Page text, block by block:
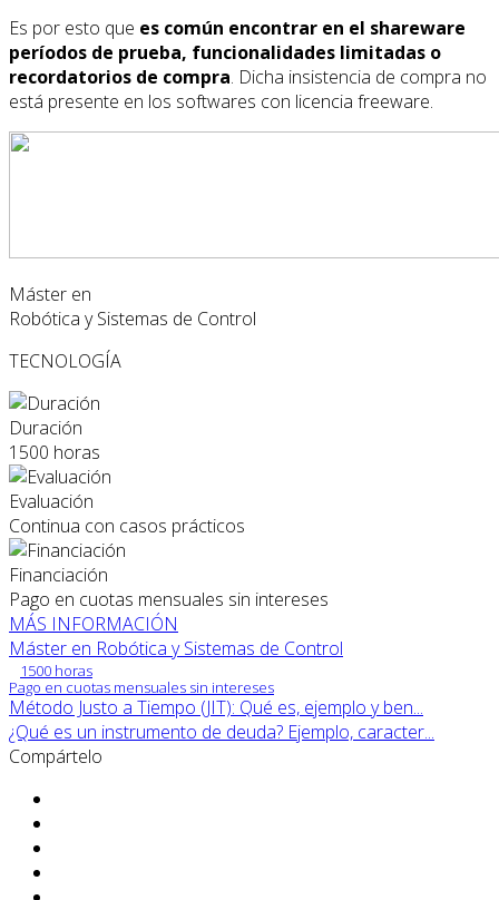
Es por esto que es común encontrar en el shareware
períodos de prueba, funcionalidades limitadas o
recordatorios de compra. Dicha insistencia de compra no
está presente en los softwares con licencia freeware.
Máster en
Robótica y Sistemas de Control
TECNOLOGÍA
Duración
1500 horas
Evaluación
Continua con casos prácticos
Financiación
Pago en cuotas mensuales sin intereses
MÁS INFORMACIÓN
Máster en Robótica y Sistemas de Control
1500 horas
Pago en cuotas mensuales sin intereses
Método Justo a Tiempo (JIT): Qué es, ejemplo y ben...
¿Qué es un instrumento de deuda? Ejemplo, caracter...
Compártelo